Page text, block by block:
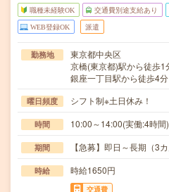
職種未経験OK 交通費別途支給あり
WEB登録OK 派遣
勤務地
東京都中央区
京橋(東京都)駅から徒歩1
銀座一丁目駅から徒歩4分
曜日頻度 シフト制※土日休み！
時間 10:00～14:00(実働:4時
期間 【急募】即日～長期（
時給 時給1650円
交通費